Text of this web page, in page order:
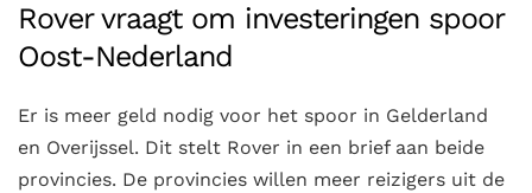
Rover vraagt om investeringen spoor
Oost-Nederland
Er is meer geld nodig voor het spoor in Gelderland
en Overijssel. Dit stelt Rover in een brief aan beide
provincies. De provincies willen meer reizigers uit de